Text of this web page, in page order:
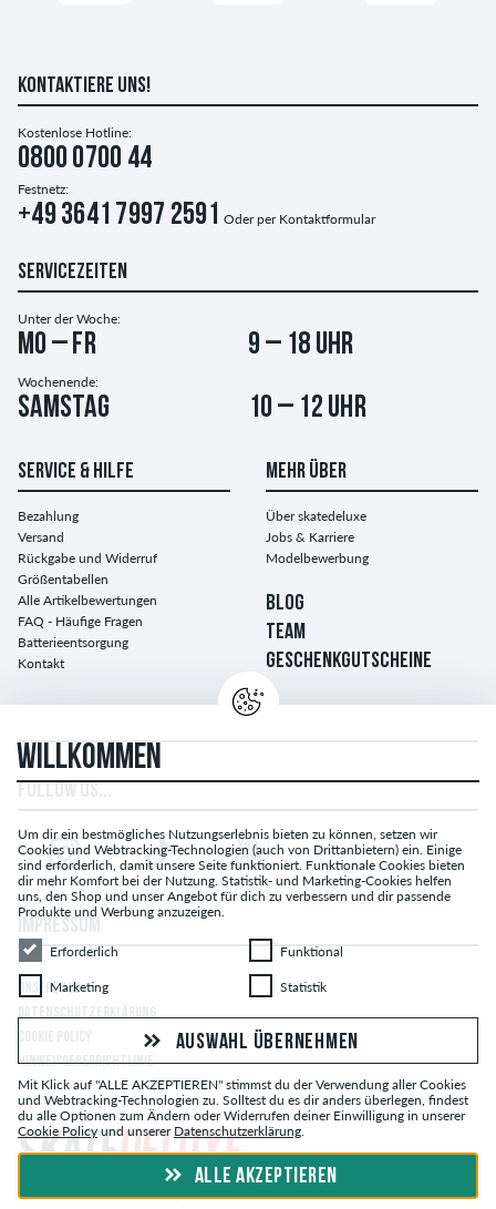
KONTAKTIERE UNS!
Kostenlose Hotline:
0800 0700 44
Festnetz:
+49 3641 7997 2591 Oder per Kontaktformular
SERVICEZEITEN
Unter der Woche:
Mo – Fr 9 – 18 Uhr
Wochenende:
Samstag 10 – 12 Uhr
SERVICE & HILFE
Bezahlung
Versand
Rückgabe und Widerruf
Größentabellen
Alle Artikelbewertungen
FAQ - Häufige Fragen
Batterieentsorgung
Kontakt
MEHR ÜBER
Über skatedeluxe
Jobs & Karriere
Modelbewerbung
BLOG
TEAM
GESCHENKGUTSCHEINE
UNSERE AGB
DATENSCHUTZERKLÄRUNG
HINWEISGEBERRICHTLINIE
© skatedeluxe.ch Skateshop 2026
WILLKOMMEN
Um dir ein bestmögliches Nutzungserlebnis bieten zu können, setzen wir
Cookies und Webtracking-Technologien (auch von Drittanbietern) ein. Einige
sind erforderlich, damit unsere Seite funktioniert. Funktionale Cookies bieten
dir mehr Komfort bei der Nutzung. Statistik- und Marketing-Cookies helfen
uns, den Shop und unser Angebot für dich zu verbessern und dir passende
Produkte und Werbung anzuzeigen.
Erforderlich
Erforderlich FunktionalFunktional
MarketingMarketing StatistikStatistik
AUSWAHL ÜBERNEHMEN
Mit Klick auf "ALLE AKZEPTIEREN" stimmst du der Verwendung aller Cookies
und Webtracking-Technologien zu. Solltest du es dir anders überlegen, findest
du alle Optionen zum Ändern oder Widerrufen deiner Einwilligung in unserer
Cookie Policy und unserer Datenschutzerklärung.
ALLE AKZEPTIEREN